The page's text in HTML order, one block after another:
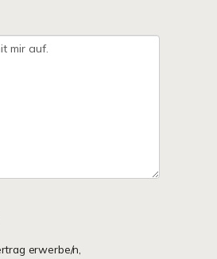
erwerbe/n,